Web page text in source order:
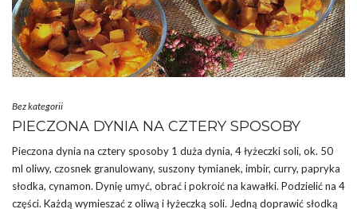
Bez kategorii
PIECZONA DYNIA NA CZTERY SPOSOBY
Pieczona dynia na cztery sposoby 1 duża dynia, 4 łyżeczki soli, ok. 50
ml oliwy, czosnek granulowany, suszony tymianek, imbir, curry, papryka
słodka, cynamon. Dynię umyć, obrać i pokroić na kawałki. Podzielić na 4
części. Każdą wymieszać z oliwą i łyżeczką soli. Jedną doprawić słodką